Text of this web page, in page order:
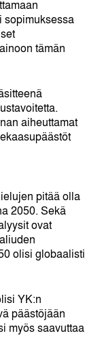
sopimuksessa
tämän
aiheuttamat
pitää olla
2050. Sekä
ovat
olisi globaalisti
YK:n
päästöjään
myös saavuttaa